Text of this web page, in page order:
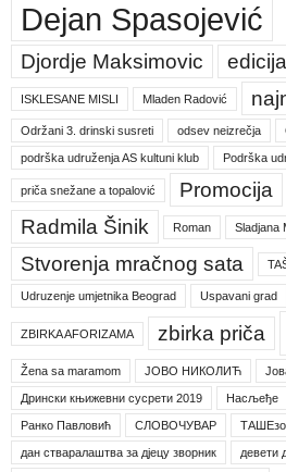
Dejan Spasojević
Djordje Maksimovic
ISKLESANE MISLI Mladen Radović
Održani 3. drinski susreti odsev neizrečja
podrška udruženja AS kultuni klub Podrška
priča snežane a topalović Promocija
Radmila Šinik Roman Sladjana
Stvorenja mračnog sata
Udruzenje umjetnika Beograd Uspavani grad
ZBIRKA AFORIZAMA zbirka priča
Žena sa maramom ЈОВО НИКОЛИЋ
Дрински књижевни сусрети 2019 Насљеђе
Ранко Павловић СЛОВОЧУВАР
дан стваралаштва за дјецу зворник девети